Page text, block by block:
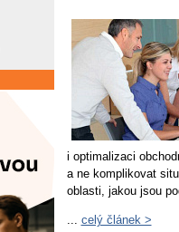
i optimalizaci
a ne komplikovat
oblasti, jakou jsou
... celý článek >